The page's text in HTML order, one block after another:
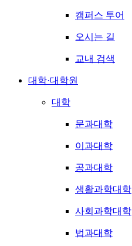
캠퍼스 투어
오시는 길
교내 검색
대학·대학원
대학
문과대학
이과대학
공과대학
생활과학대학
사회과학대학
법과대학